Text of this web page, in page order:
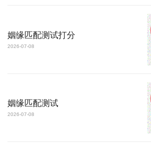
姻缘匹配测试打分
2026-07-08
姻缘匹配测试
2026-07-08